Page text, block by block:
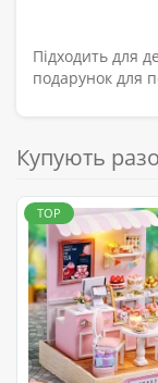
Підходить для
подарунок для
Купують
TOP